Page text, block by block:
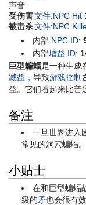
声音
受伤害文件:NPC Hit
被击杀文件:NPC
内部 NPC ID:
内部增益 ID:
巨型蝙蝠是一种生成
减益 ，导致游戏控制
益。它们看起来比普
备注
一旦世界进入
常见的洞穴蝙蝠。
小贴士
在和巨型蝙蝠
级的矛也会很有